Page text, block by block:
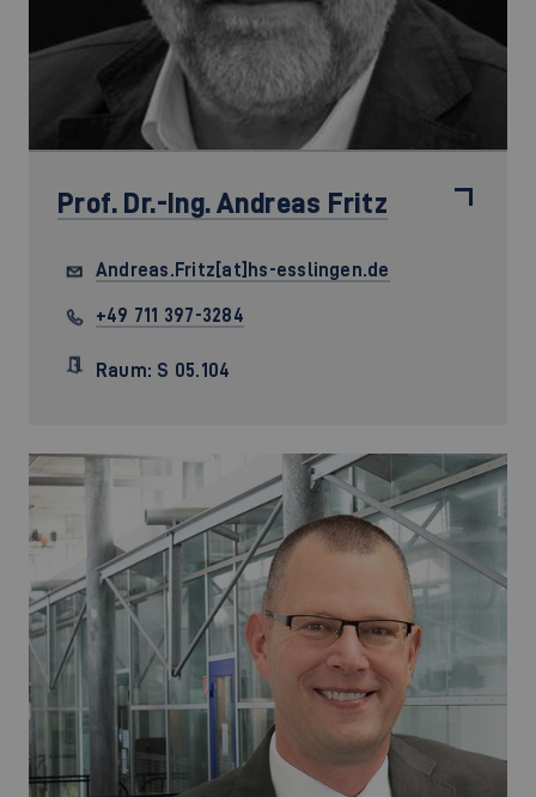
Prof. Dr.-Ing.Andreas Fritz
Andreas.Fritz[at]hs-esslingen.de
+49 711 397-3284
Raum: S 05.104